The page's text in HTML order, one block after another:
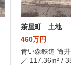
茶屋町 土地
460万円
青い森鉄道 筒
／ 117.36m² /